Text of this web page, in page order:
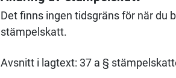
Det finns ingen tidsgräns för när du
stämpelskatt.
Avsnitt i lagtext: 37 a §